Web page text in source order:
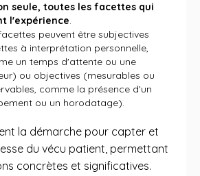
seule, toutes les facettes qui
l'expérience.
peuvent être subjectives
à interprétation personnelle,
un temps d'attente ou une
ou objectives (mesurables ou
comme la présence d'un
ou un horodatage).
la démarche pour capter et
du vécu patient, permettant
concrètes et significatives.